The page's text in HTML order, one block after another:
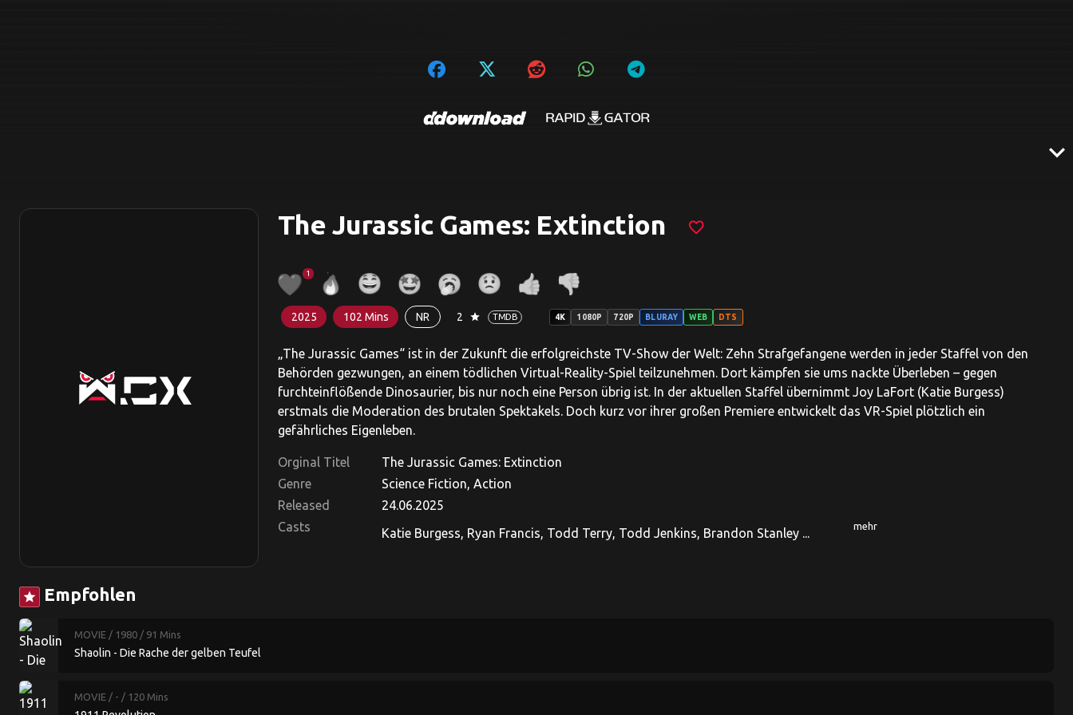
expand_more
The Jurassic Games: Extinction favorite_border
1
2025 102 Mins NR 2 star TMDB 4K 1080P 720P BLURAY WEB DTS
„The Jurassic Games“ ist in der Zukunft die erfolgreichste TV-Show der Welt: Zehn Strafgefangene werden in jeder Staffel von den
Behörden gezwungen, an einem tödlichen Virtual-Reality-Spiel teilzunehmen. Dort kämpfen sie ums nackte Überleben – gegen
furchteinflößende Dinosaurier, bis nur noch eine Person übrig ist. In der aktuellen Staffel übernimmt Joy LaFort (Katie Burgess)
erstmals die Moderation des brutalen Spektakels. Doch kurz vor ihrer großen Premiere entwickelt das VR-Spiel plötzlich ein
gefährliches Eigenleben.
Orginal Titel
The Jurassic Games: Extinction
Genre
Science Fiction, Action
Released
24.06.2025
Casts
Katie Burgess, Ryan Francis, Todd Terry, Todd Jenkins, Brandon Stanley ...
mehr
star Empfohlen
MOVIE / 1980 / 91 Mins
Shaolin - Die Rache der gelben Teufel
MOVIE / - / 120 Mins